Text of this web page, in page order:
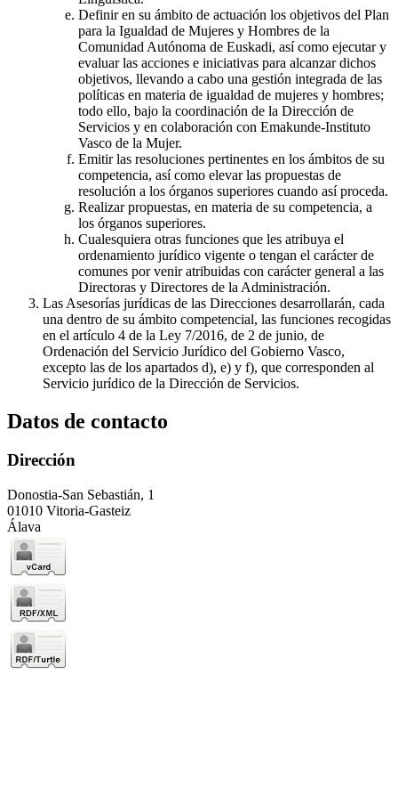
Definir en su ámbito de actuación los objetivos del Plan
para la Igualdad de Mujeres y Hombres de la
Comunidad Autónoma de Euskadi, así como ejecutar y
evaluar las acciones e iniciativas para alcanzar dichos
objetivos, llevando a cabo una gestión integrada de las
políticas en materia de igualdad de mujeres y hombres;
todo ello, bajo la coordinación de la Dirección de
Servicios y en colaboración con Emakunde-Instituto
Vasco de la Mujer.
Emitir las resoluciones pertinentes en los ámbitos de su
competencia, así como elevar las propuestas de
resolución a los órganos superiores cuando así proceda.
Realizar propuestas, en materia de su competencia, a
los órganos superiores.
Cualesquiera otras funciones que les atribuya el
ordenamiento jurídico vigente o tengan el carácter de
comunes por venir atribuidas con carácter general a las
Directoras y Directores de la Administración.
Las Asesorías jurídicas de las Direcciones desarrollarán, cada
una dentro de su ámbito competencial, las funciones recogidas
en el artículo 4 de la Ley 7/2016, de 2 de junio, de
Ordenación del Servicio Jurídico del Gobierno Vasco,
excepto las de los apartados d), e) y f), que corresponden al
Servicio jurídico de la Dirección de Servicios.
Datos de contacto
Dirección
Donostia-San Sebastián, 1
01010 Vitoria-Gasteiz
Álava